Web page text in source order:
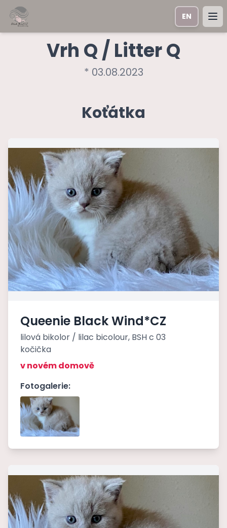
EN
Vrh Q / Litter Q
* 03.08.2023
Koťátka
Queenie Black Wind*CZ
lilová bikolor / lilac bicolour, BSH c 03
kočička
v novém domově
Fotogalerie: